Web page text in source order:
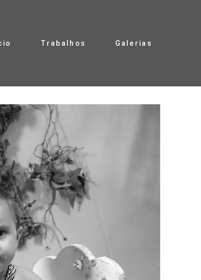
Trabalhos Galerias